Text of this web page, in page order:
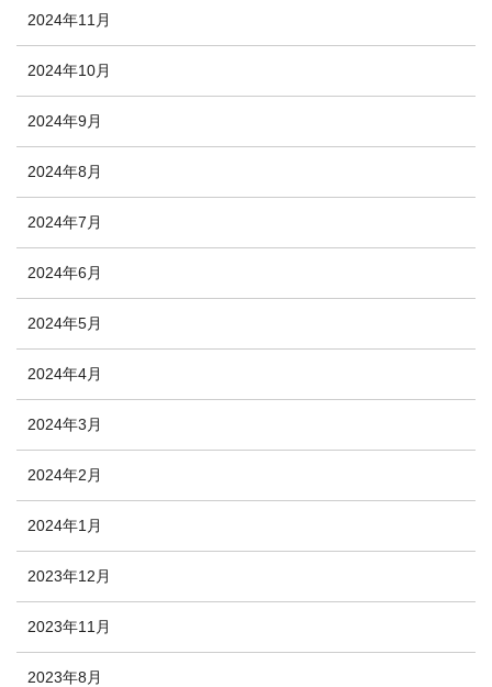
2024年11月
2024年10月
2024年9月
2024年8月
2024年7月
2024年6月
2024年5月
2024年4月
2024年3月
2024年2月
2024年1月
2023年12月
2023年11月
2023年8月